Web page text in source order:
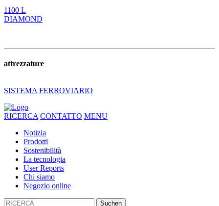
1100 L
DIAMOND
attrezzature
SISTEMA FERROVIARIO
RICERCA CONTATTO MENU
Notizia
Prodotti
Sostenibilità
La tecnologia
User Reports
Chi siamo
Negozio online